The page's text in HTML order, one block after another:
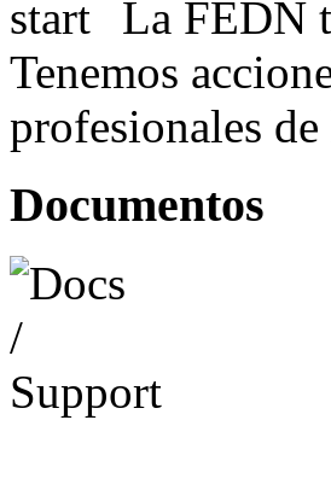
La FEDN
Tenemos
profesionales
Documentos